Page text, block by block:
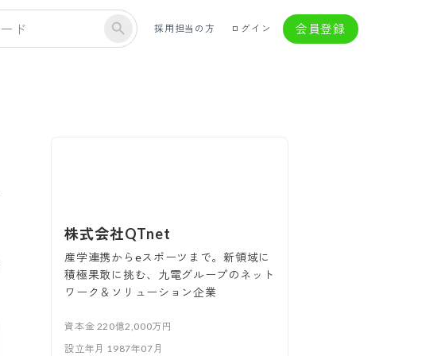
採用担当の方 ログイン 会員登録
株式会社QTnet
産学連携からeスポーツまで。新領域に
積極果敢に挑む、九電グループのネット
ワーク＆ソリューション企業
資本金 220億2,000万円
設立年月 1987年07月